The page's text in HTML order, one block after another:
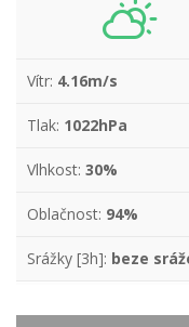
Vítr: 4.16m/s
Tlak: 1022hPa
Vlhkost: 30%
Oblačnost: 94%
Srážky [3h]: beze